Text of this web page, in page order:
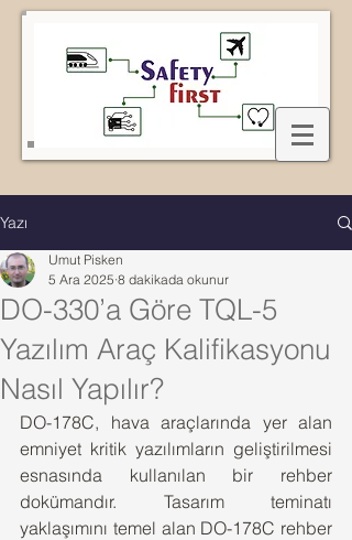
Yazı
DO-330’a Göre TQL-5
Yazılım Araç Kalifikasyonu
Nasıl Yapılır?
Umut Pisken
5 Ara 2025 8 dakikada okunur
DO-178C, hava araçlarında yer alan
emniyet kritik yazılımların geliştirilmesi
esnasında kullanılan bir rehber
dokümandır. Tasarım teminatı
yaklaşımını temel alan DO-178C rehber